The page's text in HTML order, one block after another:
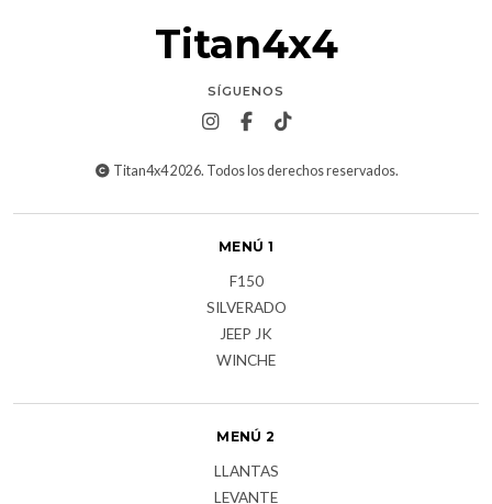
Titan4x4
SÍGUENOS
Titan4x4 2026. Todos los derechos reservados.
MENÚ 1
F150
SILVERADO
JEEP JK
WINCHE
MENÚ 2
LLANTAS
LEVANTE